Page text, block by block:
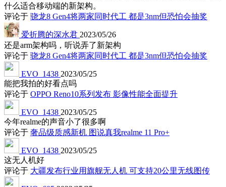
什么适合移动端的新架构。
评论于 骁龙8 Gen4将两家同时代工 都是3nm但恐怕会抽奖
爱折腾的深水君 2023/05/26
还是arm架构吗，听说弄了新架构
评论于 骁龙8 Gen4将两家同时代工 都是3nm但恐怕会抽奖
EVO_1438 2023/05/25
能把我拍的好看点吗
评论于 OPPO Reno10系列发布 影像性能全面提升
EVO_1438 2023/05/25
今年realme的声音小了很多啊
评论于 奢品级质感新机 图说真我realme 11 Pro+
EVO_1438 2023/05/25
这无人机好
评论于 大疆发布行业用旗舰无人机 可支持20公里无线图传